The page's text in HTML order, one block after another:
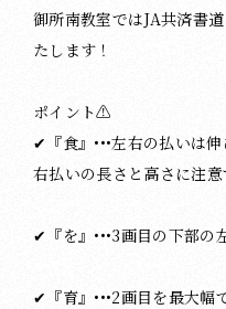
御所南教室ではJA共済書
たします！
ポイント⚠️
✔︎『食』•••左右の払いは
右払いの長さと高さに注意
✔︎『を』•••3画目の下部の
✔︎『育』•••2画目を最大幅